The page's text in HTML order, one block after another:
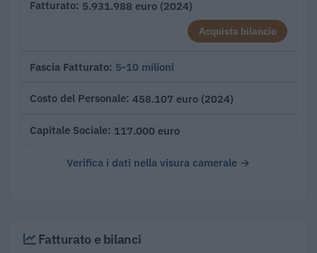
Fatturato 5.931.988 euro (2024)
Acquista bilancio
Fascia Fatturato 5-10 milioni
Costo del Personale 458.107 euro (2024)
Capitale Sociale 117.000 euro
Verifica i dati nella visura camerale →
Fatturato e bilanci